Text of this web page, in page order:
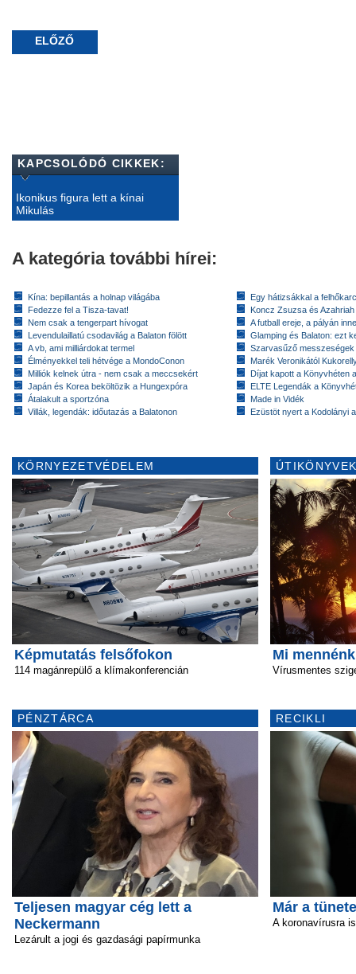
ELŐZŐ
KAPCSOLÓDÓ CIKKEK:
Ikonikus figura lett a kínai
Mikulás
A kategória további hírei:
Kína: bepillantás a holnap világába
Fedezze fel a Tisza-tavat!
Nem csak a tengerpart hívogat
Levendulaillatú csodavilág a Balaton fölött
A vb, ami milliárdokat termel
Élményekkel teli hétvége a MondoConon
Milliók kelnek útra - nem csak a meccsekért
Japán és Korea beköltözik a Hungexpóra
Átalakult a sportzóna
Villák, legendák: időutazás a Balatonon
Egy hátizsákkal a
Koncz Zsuzsa és
A futball ereje, a pályán
Glamping és Balaton: ezt
Szarvasűző messzeségek
Marék Veronikától
Díjat kapott a Könyvhéten
ELTE Legendák a
Made in Vidék
Ezüstöt nyert a Kodolányi
KÖRNYEZETVÉDELEM
Képmutatás felsőfokon
114 magánrepülő a klímakonferencián
PÉNZTÁRCA
Teljesen magyar cég lett a
Neckermann
Lezárult a jogi és gazdasági papírmunka
Mi
Vírusmentes
RECIKLI
Már a
A koronavírusra